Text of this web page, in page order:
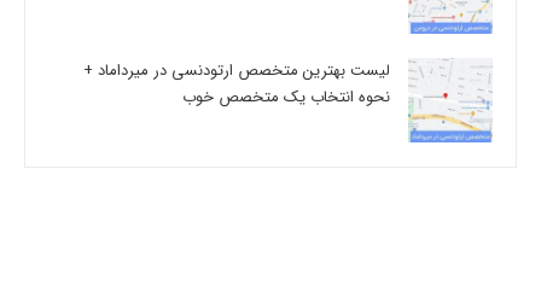
لیست بهترین متخصص ارتودنسی در میرداماد +
نحوه انتخاب یک متخصص خوب